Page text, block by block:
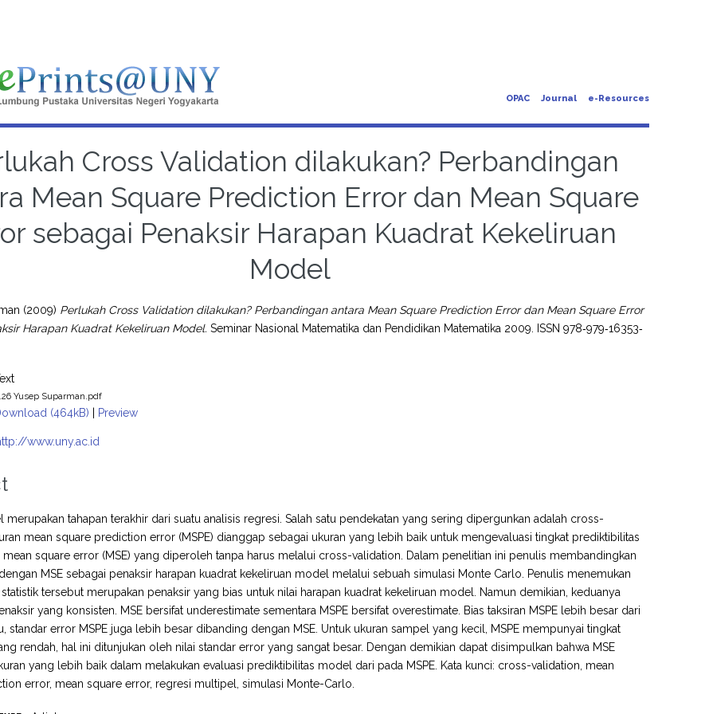
OPAC Journal e-Resources
Cross Validation dilakukan? Perbandingan
Mean Square Prediction Error dan Mean Square
sebagai Penaksir Harapan Kuadrat Kekeliruan
Model
(2009) Perlukah Cross Validation dilakukan? Perbandingan antara Mean Square Prediction Error dan Mean Square Error
Harapan Kuadrat Kekeliruan Model. Seminar Nasional Matematika dan Pendidikan Matematika 2009. ISSN 978‐979‐16353‐
Yusep Suparman.pdf
(464kB) | Preview
www.uny.ac.id
merupakan tahapan terakhir dari suatu analisis regresi. Salah satu pendekatan yang sering dipergunkan adalah cross-
mean square prediction error (MSPE) dianggap sebagai ukuran yang lebih baik untuk mengevaluasi tingkat prediktibilitas
square error (MSE) yang diperoleh tanpa harus melalui cross-validation. Dalam penelitian ini penulis membandingkan
dengan MSE sebagai penaksir harapan kuadrat kekeliruan model melalui sebuah simulasi Monte Carlo. Penulis menemukan
tersebut merupakan penaksir yang bias untuk nilai harapan kuadrat kekeliruan model. Namun demikian, keduanya
yang konsisten. MSE bersifat underestimate sementara MSPE bersifat overestimate. Bias taksiran MSPE lebih besar dari
standar error MSPE juga lebih besar dibanding dengan MSE. Untuk ukuran sampel yang kecil, MSPE mempunyai tingkat
rendah, hal ini ditunjukan oleh nilai standar error yang sangat besar. Dengan demikian dapat disimpulkan bahwa MSE
yang lebih baik dalam melakukan evaluasi prediktibilitas model dari pada MSPE. Kata kunci: cross-validation, mean
error, mean square error, regresi multipel, simulasi Monte-Carlo.